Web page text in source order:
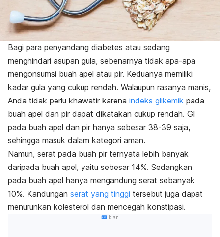
Bagi para penyandang diabetes atau sedang
menghindari asupan gula, sebenarnya tidak apa-apa
mengonsumsi buah apel atau pir. Keduanya memiliki
kadar gula yang cukup rendah. Walaupun rasanya manis,
Anda tidak perlu khawatir karena indeks glikemik pada
buah apel dan pir dapat dikatakan cukup rendah. GI
pada buah apel dan pir hanya sebesar 38-39 saja,
sehingga masuk dalam kategori aman.
Namun, serat pada buah pir ternyata lebih banyak
daripada buah apel, yaitu sebesar 14%. Sedangkan,
pada buah apel hanya mengandung serat sebanyak
10%. Kandungan serat yang tinggi tersebut juga dapat
menurunkan kolesterol dan mencegah konstipasi.
Iklan